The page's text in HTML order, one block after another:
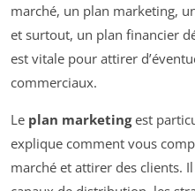
marché, un plan marketing,
et surtout, un plan financier
est vitale pour attirer
commerciaux.
Le plan marketingest
explique comment vous
marché et attirer des clients.